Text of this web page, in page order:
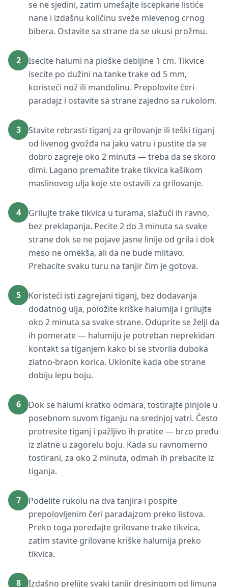
se ne sjedini, zatim umešajte iscepkane listiće
nane i izdašnu količinu sveže mlevenog crnog
bibera. Ostavite sa strane da se ukusi prožmu.
2
Isecite halumi na ploške debljine 1 cm. Tikvice
isecite po dužini na tanke trake od 5 mm,
koristeći nož ili mandolinu. Prepolovite čeri
paradajz i ostavite sa strane zajedno sa rukolom.
3
Stavite rebrasti tiganj za grilovanje ili teški tiganj
od livenog gvožđa na jaku vatru i pustite da se
dobro zagreje oko 2 minuta — treba da se skoro
dimi. Lagano premažite trake tikvica kašikom
maslinovog ulja koje ste ostavili za grilovanje.
4
Grilujte trake tikvica u turama, slažući ih ravno,
bez preklapanja. Pecite 2 do 3 minuta sa svake
strane dok se ne pojave jasne linije od grila i dok
meso ne omekša, ali da ne bude mlitavo.
Prebacite svaku turu na tanjir čim je gotova.
5
Koristeći isti zagrejani tiganj, bez dodavanja
dodatnog ulja, položite kriške halumija i grilujte
oko 2 minuta sa svake strane. Oduprite se želji da
ih pomerate — halumiju je potreban neprekidan
kontakt sa tiganjem kako bi se stvorila duboka
zlatno-braon korica. Uklonite kada obe strane
dobiju lepu boju.
6
Dok se halumi kratko odmara, tostirajte pinjole u
posebnom suvom tiganju na srednjoj vatri. Često
protresite tiganj i pažljivo ih pratite — brzo pređu
iz zlatne u zagorelu boju. Kada su ravnomerno
tostirani, za oko 2 minuta, odmah ih prebacite iz
tiganja.
7
Podelite rukolu na dva tanjira i pospite
prepolovljenim čeri paradajzom preko listova.
Preko toga poređajte grilovane trake tikvica,
zatim stavite grilovane kriške halumija preko
tikvica.
8
Izdašno prelijte svaki tanjir dresingom od limuna